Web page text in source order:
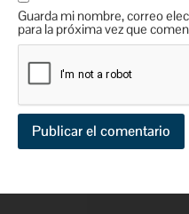
Guarda mi nombre, correo
para la próxima vez que